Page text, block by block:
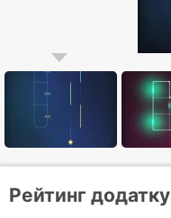
Рейтинг додатку